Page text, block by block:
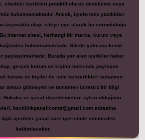
sitedeki içerikleri proaktif olarak denetleme veya
bulunmamaktadır. Ancak, üyelerimiz yazdıkları
taşımakta olup, siteye üye olarak bu sorumluluğu
internet sitesi, herhangi bir marka, kurum veya
bulunmamaktadır. Sitede yalnızca kendi
paylaşılmaktadır. Burada yer alan içerikler haber
gerçek kurum ve kişiler hakkında paylaşım
kurum ve kişiler ile isim benzerlikleri tamamen
amacı gütmeyen ve tamamen ücretsiz bir bilgi
Hukuka ve yasal düzenlemelere aykırı olduğunu
backlinkpanelicomtr@gmail.com adresine
ilgili içerikler yasal süre içerisinde sitemizden
kaldırılacaktır.